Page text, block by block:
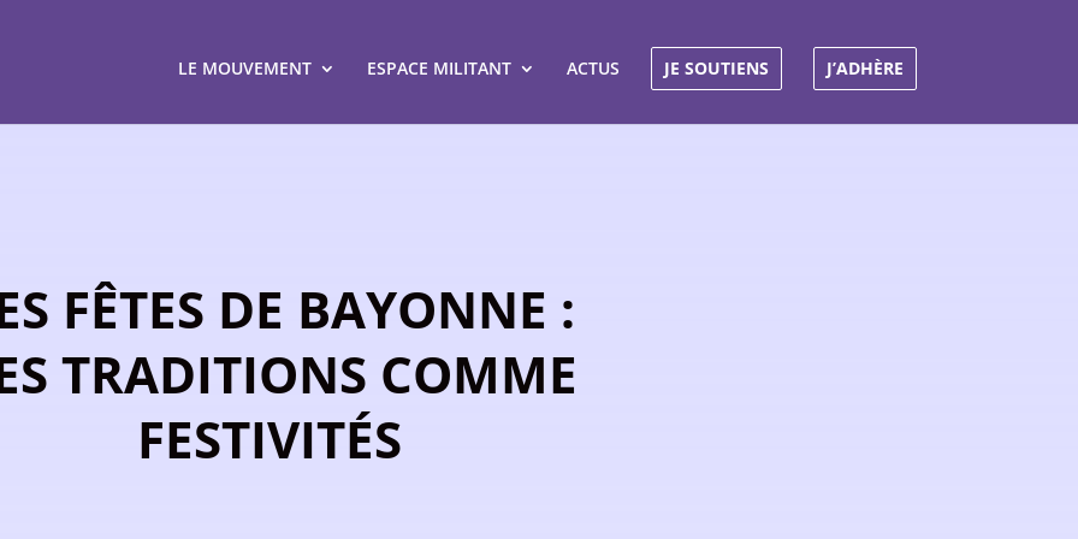
LE MOUVEMENT ESPACE MILITANT ACTUS JE SOUTIENS J’ADHÈRE
FÊTES DE BAYONNE :
TRADITIONS COMME
FESTIVITÉS